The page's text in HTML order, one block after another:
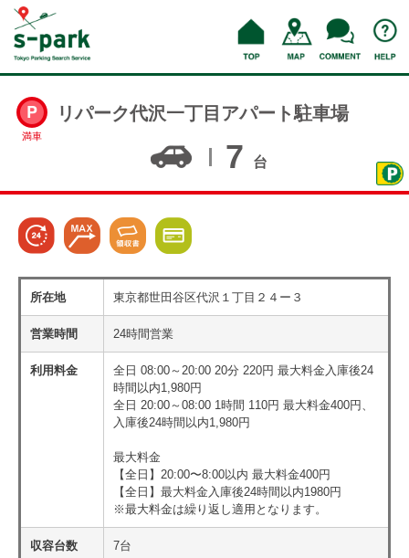
満車
リパーク代沢一丁目アパート駐車場
7 台
所在地 東京都世田谷区代沢１丁目２４ー３
営業時間 24時間営業
利用料金
全日 08:00～20:00 20分 220円 最大料金入庫後24
時間以内1,980円
全日 20:00～08:00 1時間 110円 最大料金400円、
入庫後24時間以内1,980円
最大料金
【全日】20:00〜8:00以内 最大料金400円
【全日】最大料金入庫後24時間以内1980円
※最大料金は繰り返し適用となります。
収容台数 7台